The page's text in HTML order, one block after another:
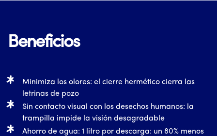
Beneficios
Minimiza los olores: el cierre hermético cierra las
letrinas de pozo
Sin contacto visual con los desechos humanos: la
trampilla impide la visión desagradable
Ahorro de agua: 1 litro por descarga: un 80% menos